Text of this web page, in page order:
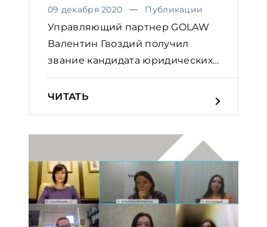
09 декабря 2020 Публикации
Управляющий партнер GOLAW
Валентин Гвоздий получил
звание кандидата юридических
...
ЧИТАТЬ